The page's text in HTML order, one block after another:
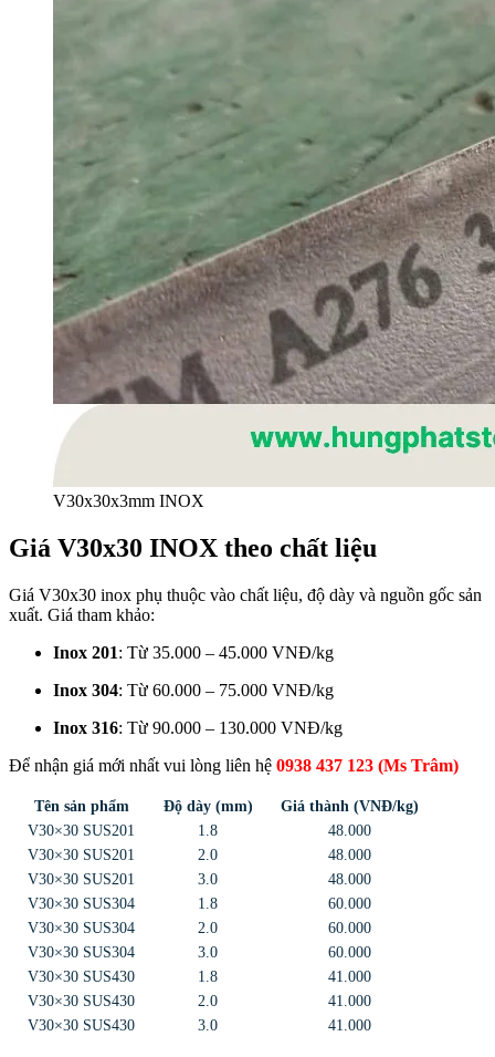
V30x30x3mm INOX
Giá V30x30 INOX theo chất liệu
Giá V30x30 inox phụ thuộc vào chất liệu, độ dày và nguồn gốc sản
xuất. Giá tham khảo:
Inox 201: Từ 35.000 – 45.000 VNĐ/kg
Inox 304: Từ 60.000 – 75.000 VNĐ/kg
Inox 316: Từ 90.000 – 130.000 VNĐ/kg
Để nhận giá mới nhất vui lòng liên hệ 0938 437 123 (Ms Trâm)
Tên sản phẩm Độ dày (mm)
Giá thành (VNĐ/kg)
V30×30 SUS201
1.8
48.000
V30×30 SUS201
2.0
48.000
V30×30 SUS201
3.0
48.000
V30×30 SUS304
1.8
60.000
V30×30 SUS304
2.0
60.000
V30×30 SUS304
3.0
60.000
V30×30 SUS430
1.8
41.000
V30×30 SUS430
2.0
41.000
V30×30 SUS430
3.0 41.000